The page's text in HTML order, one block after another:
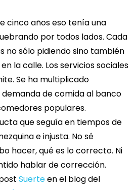
cinco años eso tenía una
por todos lados. Cada
no sólo pidiendo sino también
la calle. Los servicios sociales
Se ha multiplicado
de comida al banco
populares.
que seguía en tiempos de
e injusta. No sé
hacer, qué es lo correcto. Ni
hablar de corrección.
Suerteen el blog del